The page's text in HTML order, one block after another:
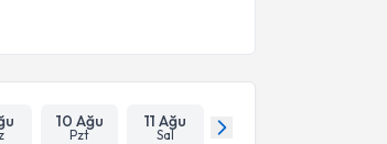
10 Ağu
Pzt
11 Ağu
Sal